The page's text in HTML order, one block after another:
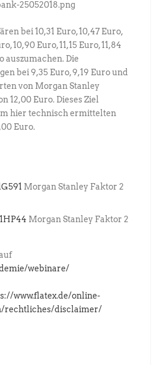
bei 10,31 Euro, 10,47 Euro,
10,90 Euro, 11,15 Euro, 11,84
auszumachen. Die
bei 9,35 Euro, 9,19 Euro und
von Morgan Stanley
12,00 Euro. Dieses Ziel
hier technisch ermittelten
Euro.
Morgan Stanley Faktor 2
Morgan Stanley Faktor 2
webinare/
www.flatex.de/online-
rechtliches/disclaimer/